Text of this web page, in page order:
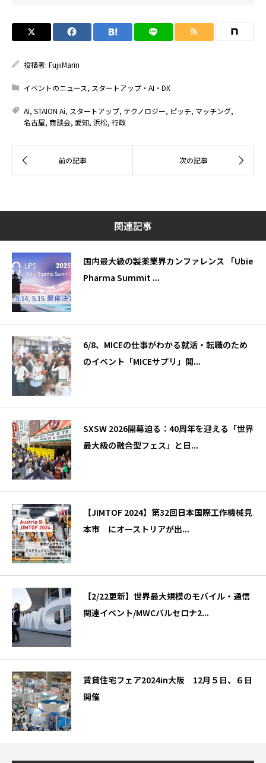
投稿者: FujiiMarin
イベントのニュース, スタートアップ・AI・DX
AI, STAION Ai, スタートアップ, テクノロジー, ピッチ, マッチング,
名古屋, 商談会, 愛知, 浜松, 行政
関連記事
国内最大級の製薬業界カンファレンス 「Ubie
Pharma Summit ...
6/8、MICEの仕事がわかる就活・転職のため
のイベント「MICEサプリ」開...
SXSW 2026開幕迫る：40周年を迎える「世界
最大級の融合型フェス」と日...
【JIMTOF 2024】第32回日本国際工作機械見
本市 にオーストリアが出...
【2/22更新】世界最大規模のモバイル・通信
関連イベント/MWCバルセロナ2...
賃貸住宅フェア2024in大阪 12月５日、６日
開催